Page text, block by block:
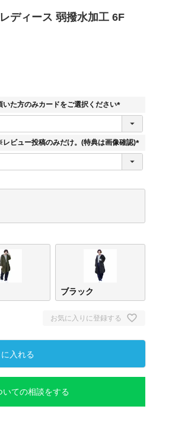
ディース 弱撥水加工 6F
た方のみカードをご選択ください
(
須
ビュー投稿のみだけ。(特典は画像確認)
(
)
ブラック
お気に入りに登録する
入れる
いての相談をする